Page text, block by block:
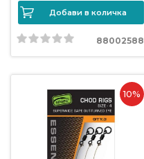
Политика
за
използване
на
“бисквитки”
(Cookie)
Copyright
Добави в количка
88002588
10%